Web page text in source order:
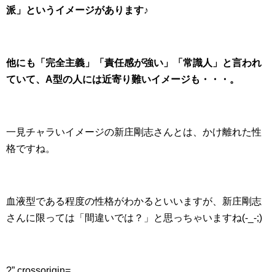
派」というイメージがあります♪
他にも「完全主義」「責任感が強い」「常識人」と言われ
ていて、A型の人には近寄り難いイメージも・・・。
一見チャラいイメージの新庄剛志さんとは、かけ離れた性
格ですね。
血液型である程度の性格がわかるといいますが、新庄剛志
さんに限っては「間違いでは？」と思っちゃいますね(-_-;)